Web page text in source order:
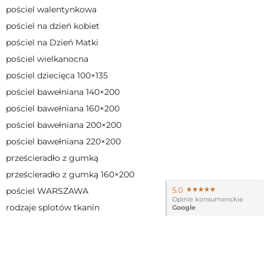
pościel walentynkowa
pościel na dzień kobiet
pościel na Dzień Matki
pościel wielkanocna
pościel dziecięca 100×135
pościel bawełniana 140×200
pościel bawełniana 160×200
pościel bawełniana 200×200
pościel bawełniana 220×200
prześcieradło z gumką
prześcieradło z gumką 160×200
pościel WARSZAWA
rodzaje splotów tkanin
5.0 ★★★★★
★★★★★
Opinie konsumenckie
Google